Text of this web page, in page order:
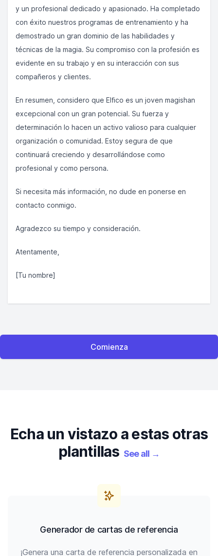
y un profesional dedicado y apasionado. Ha completado
con éxito nuestros programas de entrenamiento y ha
demostrado un gran dominio de las habilidades y
técnicas de la magia. Su compromiso con la profesión es
evidente en su trabajo y en su interacción con sus
compañeros y clientes.
En resumen, considero que Elfico es un joven magishan
excepcional con un gran potencial. Su fuerza y
determinación lo hacen un activo valioso para cualquier
organización o comunidad. Estoy segura de que
continuará creciendo y desarrollándose como
profesional y como persona.
Si necesita más información, no dude en ponerse en
contacto conmigo.
Agradezco su tiempo y consideración.
Atentamente,
[Tu nombre]
Comienza
Echa un vistazo a estas otras
plantillas See all →
Generador de cartas de referencia
¡Genera una carta de referencia personalizada en